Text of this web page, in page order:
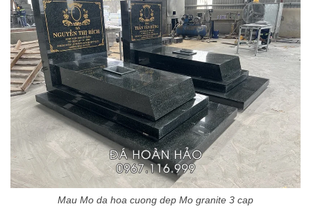
Mau Mo da hoa cuong dep Mo granite 3 cap